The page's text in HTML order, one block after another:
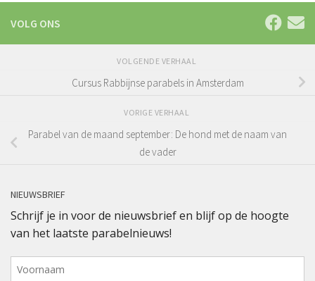
VOLG ONS
VOLGENDE VERHAAL
Cursus Rabbijnse parabels in Amsterdam
VORIGE VERHAAL
Parabel van de maand september: De hond met de naam van
de vader
NIEUWSBRIEF